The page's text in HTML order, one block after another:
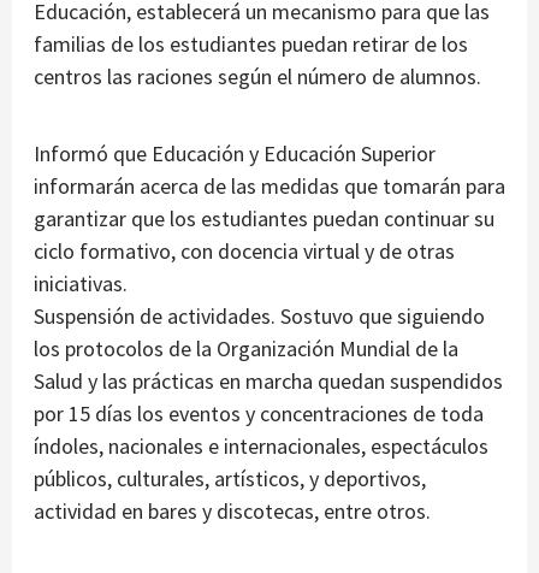
Educación, establecerá un mecanismo para que las
familias de los estudiantes puedan retirar de los
centros las raciones según el número de alumnos.
Informó que Educación y Educación Superior
informarán acerca de las medidas que tomarán para
garantizar que los estudiantes puedan continuar su
ciclo formativo, con docencia virtual y de otras
iniciativas.
Suspensión de actividades. Sostuvo que siguiendo
los protocolos de la Organización Mundial de la
Salud y las prácticas en marcha quedan suspendidos
por 15 días los eventos y concentraciones de toda
índoles, nacionales e internacionales, espectáculos
públicos, culturales, artísticos, y deportivos,
actividad en bares y discotecas, entre otros.